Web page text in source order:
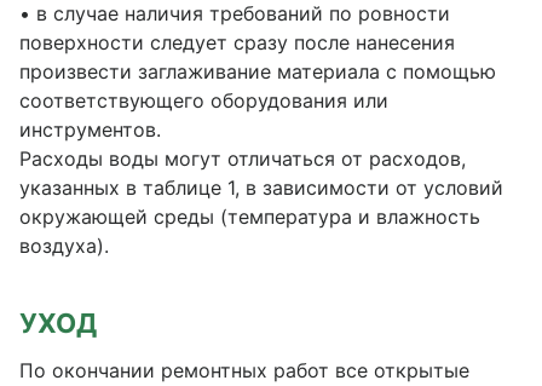
• в случае наличия требований по ровности
поверхности следует сразу после нанесения
произвести заглаживание материала с помощью
соответствующего оборудования или
инструментов.
Расходы воды могут отличаться от расходов,
указанных в таблице 1, в зависимости от условий
окружающей среды (температура и влажность
воздуха).
УХОД
По окончании ремонтных работ все открытые